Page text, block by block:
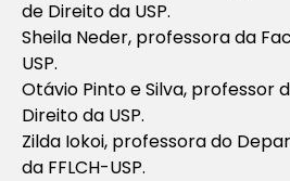
de Direito da USP.
Sheila Neder, professora da
USP.
Otávio Pinto e Silva, professor
Direito da USP.
Zilda Iokoi, professora do
da FFLCH-USP.